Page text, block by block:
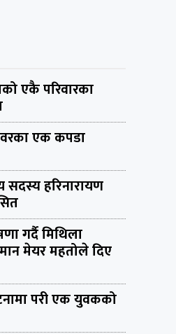
एकै परिवारका
एक कपडा
सदस्य हरिनारायण
गर्दै मिथिला
मेयर महतोले दिए
परी एक युवकको